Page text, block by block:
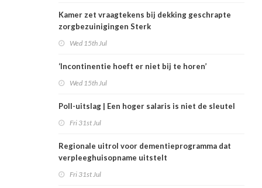
Kamer zet vraagtekens bij dekking geschrapte
zorgbezuinigingen Sterk
Wed 15th Jul
‘Incontinentie hoeft er niet bij te horen’
Wed 15th Jul
Poll-uitslag | Een hoger salaris is niet de sleutel
Fri 31st Jul
Regionale uitrol voor dementieprogramma dat
verpleeghuisopname uitstelt
Fri 31st Jul